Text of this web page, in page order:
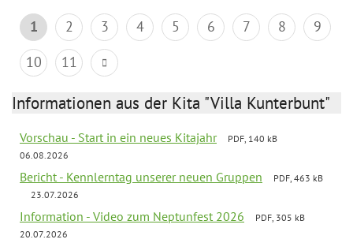
1 2 3 4 5 6 7 8
9
10
11
Informationen aus der Kita "Villa Kunterbunt"
Vorschau - Start in ein neues Kitajahr
PDF, 140 kB
06.08.2026
Bericht - Kennlerntag unserer neuen Gruppen
PDF, 463 kB
23.07.2026
Information - Video zum Neptunfest 2026
PDF, 305 kB
20.07.2026